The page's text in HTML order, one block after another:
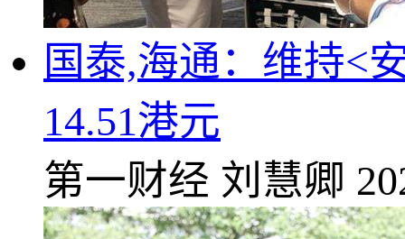
国泰,海通：维持<
14.51港元
第一财经 刘慧卿